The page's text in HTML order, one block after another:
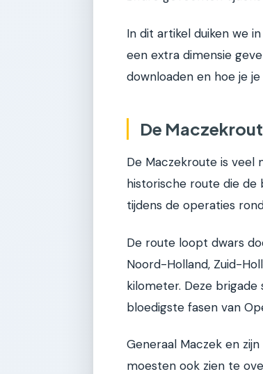
In dit artikel duiken we
een extra dimensie
downloaden en hoe je
De
De Maczekroute is veel
historische route die de
tijdens de operaties
De route loopt dwars
Noord-Holland, Zuid-
kilometer. Deze brigade
bloedigste fasen van
Generaal Maczek en
moesten ook zien te